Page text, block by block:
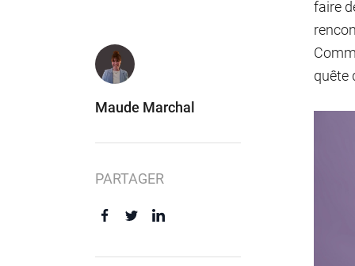
faire
quête
Maude Marchal
PARTAGER